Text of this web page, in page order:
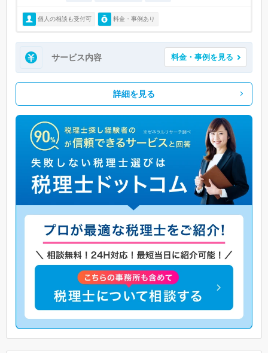
個人の相談も受付可 料金・事例あり
サービス内容 料金・事例を見る
詳細を見る